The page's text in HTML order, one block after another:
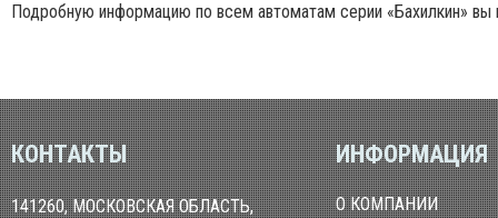
Подробную информацию по всем автоматам серии «Бахилкин» вы
КОНТАКТЫ
141260, МОСКОВСКАЯ ОБЛАСТЬ,
ИНФОРМАЦИЯ
О КОМПАНИИ